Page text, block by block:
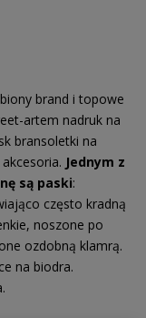
brand i topowe
artem nadruk na
bransoletki na
Jednym z
są paski:
często kradną
noszone po
ozdobną klamrą.
na biodra.